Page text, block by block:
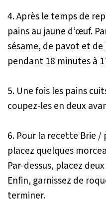
4. Après le temps de
pains au jaune d’œuf.
sésame, de pavot et
pendant 18 minutes à
5. Une fois les pains
coupez-les en deux
6. Pour la recette Brie /
placez quelques
Par-dessus, placez
Enfin, garnissez de
terminer.